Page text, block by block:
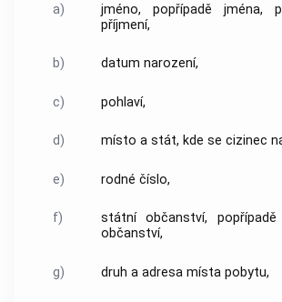
a)
jméno, popřípadě jména,
příjmení,
b) datum narození,
c) pohlaví,
d) místo a stát, kde se cizinec
e) rodné číslo,
f)
státní občanství,
občanství,
g) druh a adresa místa pobytu,